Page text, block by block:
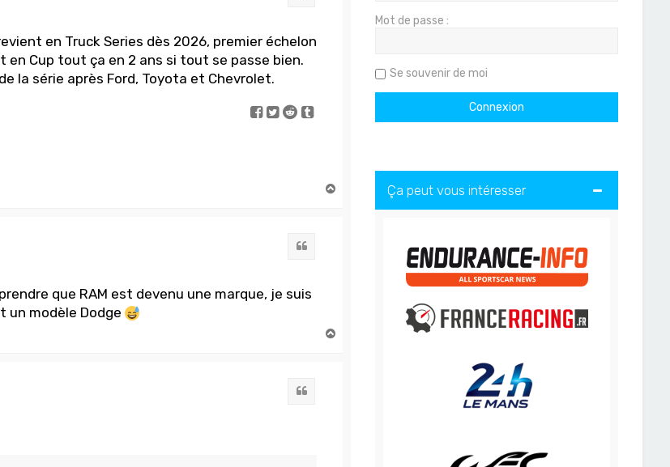
en Truck Series dès 2026, premier échelon
Cup tout ça en 2 ans si tout se passe bien.
la série après Ford, Toyota et Chevrolet.
que RAM est devenu une marque, je suis
un modèle Dodge
Mot de passe :
Se souvenir de moi
Ça peut vous intéresser